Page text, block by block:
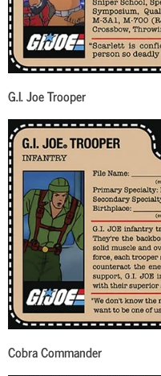
G.I. Joe Trooper
Cobra Commander